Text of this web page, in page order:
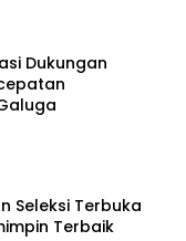
Dukungan
Seleksi Terbuka
Terbaik